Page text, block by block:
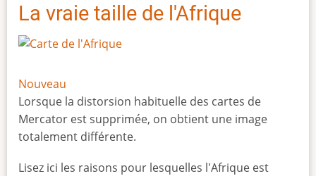
La vraie taille de l'Afrique
Nouveau
Lorsque la distorsion habituelle des cartes de
Mercator est supprimée, on obtient une image
totalement différente.
Lisez ici les raisons pour lesquelles l'Afrique est